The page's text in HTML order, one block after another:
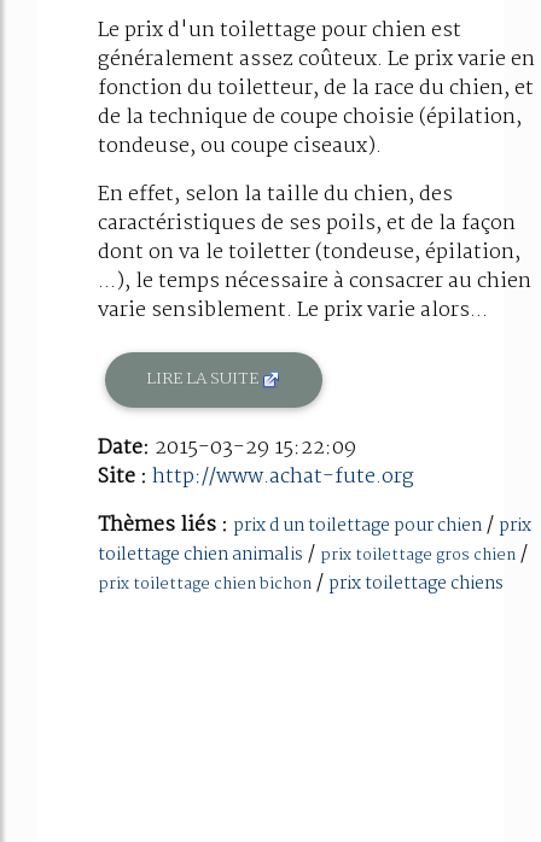
Le prix d'un toilettage pour chien est
généralement assez coûteux. Le prix varie en
fonction du toiletteur, de la race du chien, et
de la technique de coupe choisie (épilation,
tondeuse, ou coupe ciseaux).
En effet, selon la taille du chien, des
caractéristiques de ses poils, et de la façon
dont on va le toiletter (tondeuse, épilation,
...), le temps nécessaire à consacrer au chien
varie sensiblement. Le prix varie alors...
LIRE LA SUITE
Date: 2015-03-29 15:22:09
Site : http://www.achat-fute.org
Thèmes liés : prix d un toilettage pour chien/ prix
toilettage chien animalis / prix toilettage gros chien/
prix toilettage chien bichon/ prix toilettage chiens